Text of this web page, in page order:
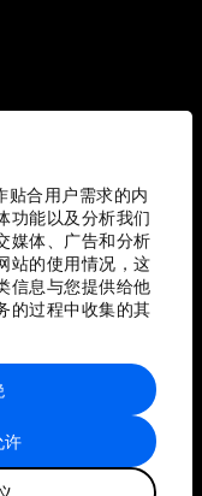
贴合用户需求的内
功能以及分析我们
媒体、广告和分析
站的使用情况，这
信息与您提供给他
的过程中收集的其
许